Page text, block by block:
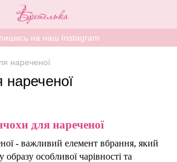
на наш Instagram
нареченої
для нареченої
- важливий елемент вбрання, який
особливої чарівності та